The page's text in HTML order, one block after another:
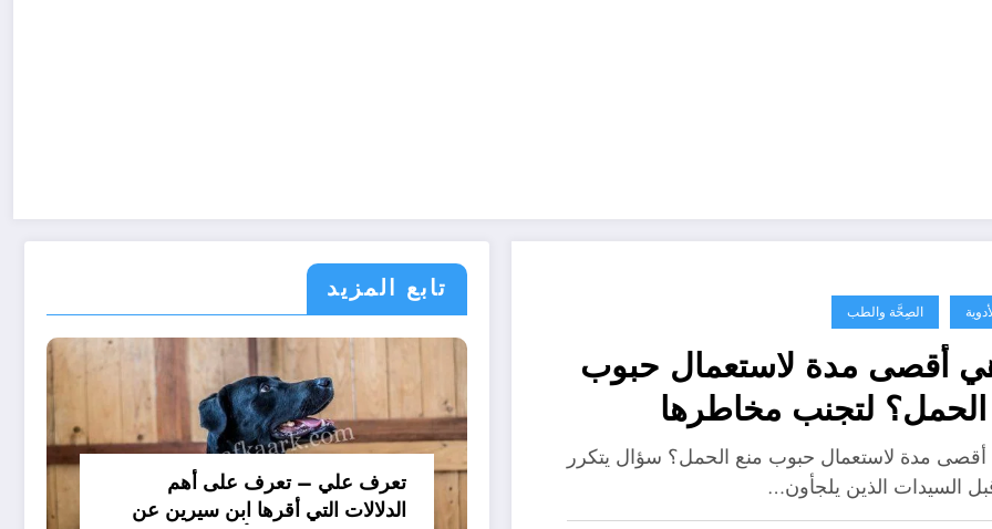
الصِحَّة والطب
أقصى مدة لاستعمال حبوب
لتجنب مخاطرها
مدة لاستعمال حبوب منع الحمل؟ سؤال يتكرر
السيدات الذين يلجأون…
تابع المزيد
تعرف علي – تعرف على أهم
الدلالات التي أقرها ابن سيرين عن